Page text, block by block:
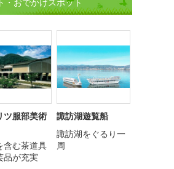
ツ服部美術
含む茶道具
品が充実
諏訪湖遊覧船
諏訪湖をぐるり一
周